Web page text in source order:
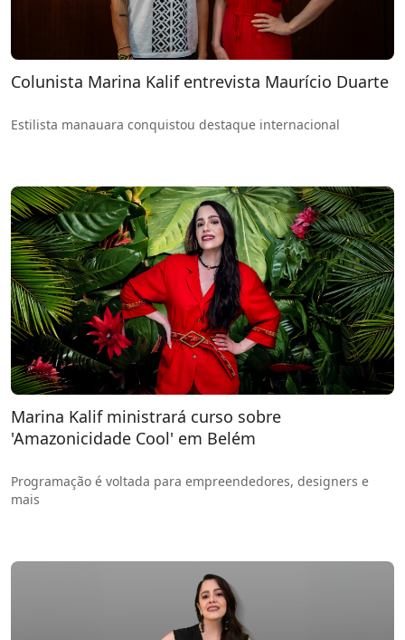
Colunista Marina Kalif entrevista Maurício Duarte
Estilista manauara conquistou destaque internacional
Marina Kalif ministrará curso sobre
'Amazonicidade Cool' em Belém
Programação é voltada para empreendedores, designers e
mais